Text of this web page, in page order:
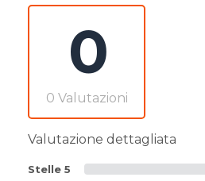
0
0 Valutazioni
Valutazione dettagliata
Stelle 5